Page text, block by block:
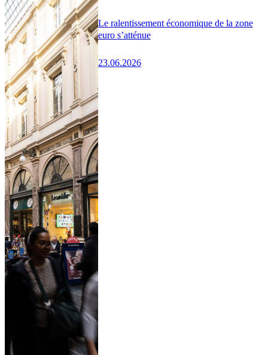
Le ralentissement économique de la zone
euro s’atténue
23.06.2026